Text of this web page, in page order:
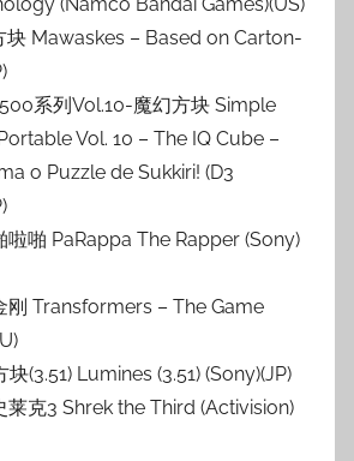
块 Mawaskes – Based on Carton-
系列Vol.10-魔幻方块 Simple
Vol. 10 – The IQ Cube –
o Puzzle de Sukkiri! (D3
啦啪 PaRappa The Rapper (Sony)
刚 Transformers – The Game
(3.51) Lumines (3.51) (Sony)(JP)
莱克3 Shrek the Third (Activision)